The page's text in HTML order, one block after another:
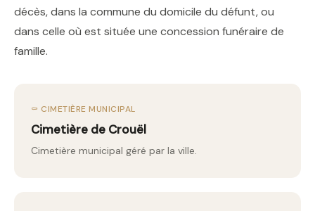
décès, dans la commune du domicile du défunt, ou
dans celle où est située une concession funéraire de
famille.
⚰️ CIMETIÈRE MUNICIPAL
Cimetière de Crouël
Cimetière municipal géré par la ville.